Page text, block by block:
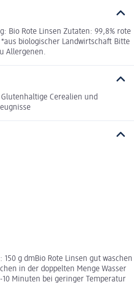
Bio Rote Linsen Zutaten: 99,8% rote
biologischer Landwirtschaft Bitte
Allergenen.
Cerealien und
g dmBio Rote Linsen gut waschen
in der doppelten Menge Wasser
Minuten bei geringer Temperatur